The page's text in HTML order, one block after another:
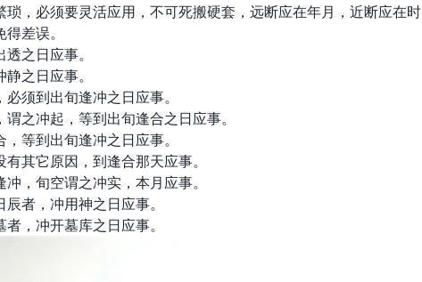
，必须要灵活应用，不可死搬硬套，远断应在年月，近断应在时
差误。
之日应事。
之日应事。
须到出旬逢冲之日应事。
冲起，等到出旬逢合之日应事。
等到出旬逢冲之日应事。
其它原因，到逢合那天应事。
，旬空谓之冲实，本月应事。
者，冲用神之日应事。
，冲开墓库之日应事。